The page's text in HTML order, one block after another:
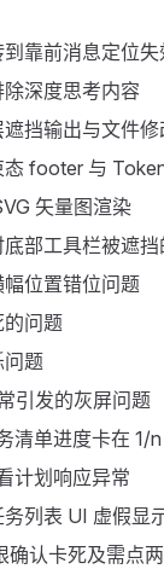
靠前消息定位
深度思考内容
挡输出与文件修
footer 与
矢量图渲染
部工具栏被遮
位置错位问题
问题
问题
引发的灰屏问题
清单进度卡在 1/
计划响应异常
列表 UI 虚假显
确认卡死及需点